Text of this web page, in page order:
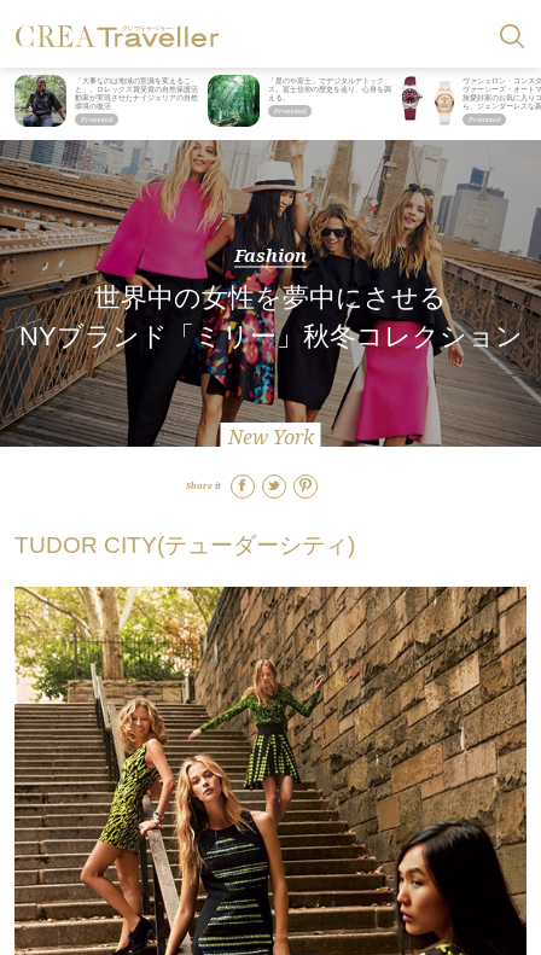
「大事なのは地域の意識を変えるこ
と」。ロレックス賞受賞の自然保護活
動家が実現させたナイジェリアの自然
環境の復活
「星のや富士」でデジタルデトック
ス。冨士信仰の歴史を辿り、心身を調
える。
ヴァシュロン・コンス
ヴァーシーズ・オート
旅愛好家のお気に入り
ら、ジェンダーレスな
Fashion
世界中の女性を夢中にさせる
NYブランド「ミリー」秋冬コレクション
New York
Share it
TUDOR CITY(テューダーシティ)